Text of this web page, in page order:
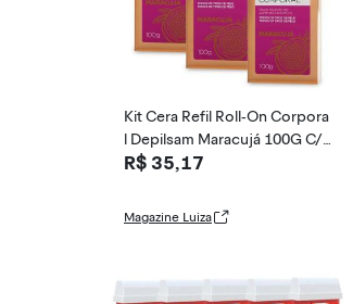
Kit Cera Refil Roll-On Corpora
l Depilsam Maracujá 100G C/
3 unidades
R$ 35,17
Magazine Luiza